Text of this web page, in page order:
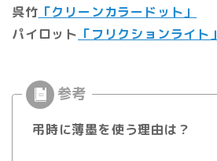
呉竹 「クリーンカラードット」
パイロット 「フリクションライト」
弔時に薄墨を使う理由は？